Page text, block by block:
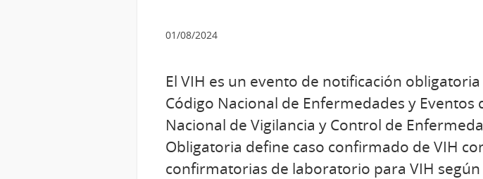
01/08/2024
El VIH es un evento de notificación
Código Nacional de Enfermedades y
Nacional de Vigilancia y Control de
Obligatoria define caso confirmado de VIH
confirmatorias de laboratorio para VIH